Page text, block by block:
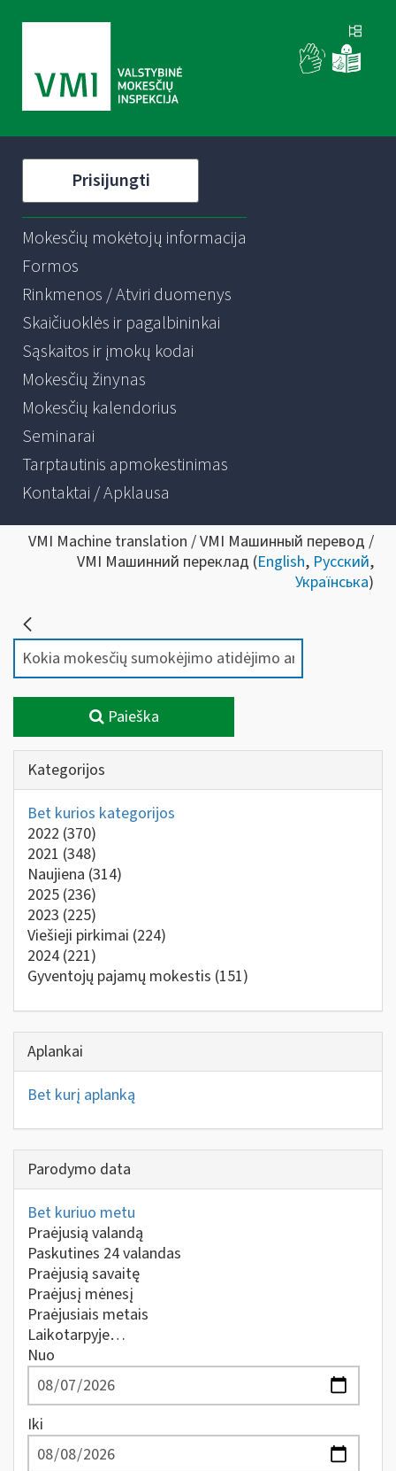
Prisijungti
Mokesčių mokėtojų informacija
Formos
Rinkmenos / Atviri duomenys
Skaičiuoklės ir pagalbininkai
Sąskaitos ir įmokų kodai
Mokesčių žinynas
Mokesčių kalendorius
Seminarai
Tarptautinis apmokestinimas
Kontaktai / Apklausa
VMI Machine translation / VMI Машинный перевод /
VMI Машинний переклад (English, Русский,
Українська)
Paieška
Kategorijos
Bet kurios kategorijos
2022 (370)
2021 (348)
Naujiena (314)
2025 (236)
2023 (225)
Viešieji pirkimai (224)
2024 (221)
Gyventojų pajamų mokestis (151)
Aplankai
Bet kurį aplanką
Parodymo data
Bet kuriuo metu
Praėjusią valandą
Paskutines 24 valandas
Praėjusią savaitę
Praėjusį mėnesį
Praėjusiais metais
Laikotarpyje…
Nuo
Iki